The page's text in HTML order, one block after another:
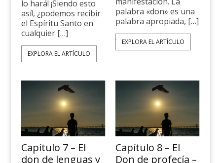
lo hará! ¡Siendo esto
así!, ¿po­demos recibir
el Espíritu Santo en
cualquier […]
EXPLORA EL ARTÍCULO
palabra «don» es una
palabra apropiada, […]
EXPLORA EL ARTÍCULO
Capítulo 7 – El
don de lenguas y
Capítulo 8 – El
Don de profecía –